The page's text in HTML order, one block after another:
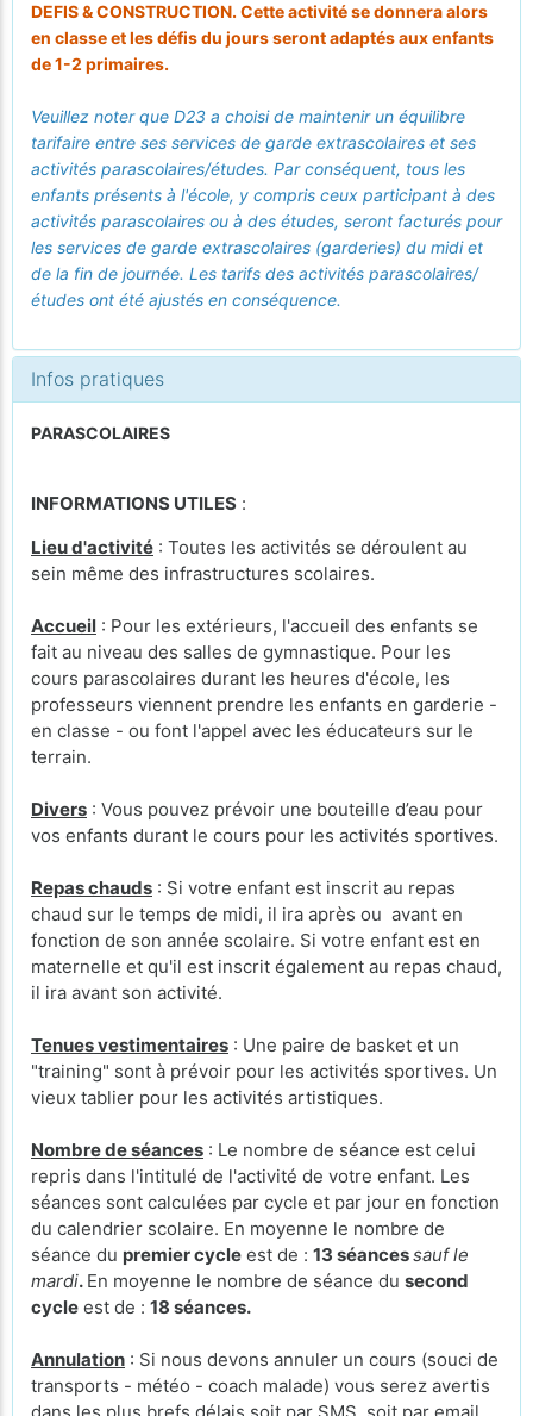
DEFIS & CONSTRUCTION. Cette activité se donnera alors
en classe et les défis du jours seront adaptés aux enfants
de 1-2 primaires.
Veuillez noter que D23 a choisi de maintenir un équilibre
tarifaire entre ses services de garde extrascolaires et ses
activités parascolaires/études. Par conséquent, tous les
enfants présents à l'école, y compris ceux participant à des
activités parascolaires ou à des études, seront facturés pour
les services de garde extrascolaires (garderies) du midi et
de la fin de journée. Les tarifs des activités parascolaires/
études ont été ajustés en conséquence.
Infos pratiques
PARASCOLAIRES
INFORMATIONS UTILES :
Lieu d'activité : Toutes les activités se déroulent au
sein même des infrastructures scolaires.
Accueil : Pour les extérieurs, l'accueil des enfants se
fait au niveau des salles de gymnastique. Pour les
cours parascolaires durant les heures d'école, les
professeurs viennent prendre les enfants en garderie -
en classe - ou font l'appel avec les éducateurs sur le
terrain.
Divers : Vous pouvez prévoir une bouteille d’eau pour
vos enfants durant le cours pour les activités sportives.
Repas chauds : Si votre enfant est inscrit au repas
chaud sur le temps de midi, il ira après ou avant en
fonction de son année scolaire. Si votre enfant est en
maternelle et qu'il est inscrit également au repas chaud,
il ira avant son activité.
Tenues vestimentaires : Une paire de basket et un
"training" sont à prévoir pour les activités sportives. Un
vieux tablier pour les activités artistiques.
Nombre de séances : Le nombre de séance est celui
repris dans l'intitulé de l'activité de votre enfant. Les
séances sont calculées par cycle et par jour en fonction
du calendrier scolaire. En moyenne le nombre de
séance du premier cycle est de : 13 séancessauf le
mardi. En moyenne le nombre de séance du second
cycle est de : 18 séances.
Annulation : Si nous devons annuler un cours (souci de
transports - météo - coach malade) vous serez avertis